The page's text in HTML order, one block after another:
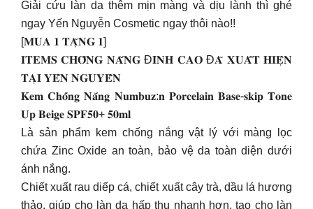
Giải cứu làn da thêm mịn màng và dịu lành thì ghé
ngay Yến Nguyễn Cosmetic ngay thôi nào!!
[𝐌𝐔𝐀 𝟏 𝐓𝐀̣̆𝐍𝐆 𝟏]
𝐈𝐓𝐄𝐌𝐒 𝐂𝐇𝐎̂́𝐍𝐆 𝐍𝐀̆́𝐍𝐆 Đ𝐈̉𝐍𝐇 𝐂𝐀𝐎 Đ𝐀̃ 𝐗𝐔𝐀̂́𝐓 𝐇𝐈𝐄̣̂𝐍
𝐓𝐀̣𝐈 𝐘𝐄̂́𝐍 𝐍𝐆𝐔𝐘𝐄̂̃𝐍
𝐊𝐞𝐦 𝐂𝐡𝐨̂́𝐧𝐠 𝐍𝐚̆́𝐧𝐠 𝐍𝐮𝐦𝐛𝐮𝐳:𝐧 𝐏𝐨𝐫𝐜𝐞𝐥𝐚𝐢𝐧 𝐁𝐚𝐬𝐞-𝐬𝐤𝐢𝐩 𝐓𝐨𝐧𝐞
𝐔𝐩 𝐁𝐞𝐢𝐠𝐞 𝐒𝐏𝐅𝟓𝟎+ 𝟓𝟎𝐦𝐥
Là sản phẩm kem chống nắng vật lý với màng lọc
chứa Zinc Oxide an toàn, bảo vệ da toàn diện dưới
ánh nắng.
Chiết xuất rau diếp cá, chiết xuất cây trà, dầu lá hương
thảo, giúp cho làn da hấp thụ nhanh hơn, tạo cho làn